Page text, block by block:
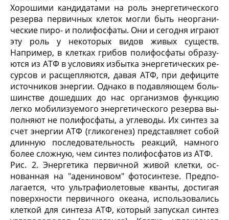
Хорошими кандидатами на роль энергетическо­го
резерва первичных клеток могли быть неоргани­
ческие пиро- и полифосфаты. Они и сегодня игра­ют
эту роль у некоторых видов живых существ.
Например, в клетках грибов полифосфаты образу­
ются из АТФ в условиях избытка энергетических ре­
сурсов и расщепляются, давая АТФ, при дефиците
источников энергии. Однако в подавляющем боль­
шинстве дошедших до нас организмов функцию
легко мобилизуемого энергетического резерва вы­
полняют не полифосфаты, а углеводы. Их синтез за
счет энергии АТФ (гликогенез) представляет собой
длинную последовательность реакций, намного
бо­лее сложную, чем синтез полифосфатов из АТФ.
Рис. 2. Энергетика первичной живой клетки, ос­
нованная на "адениновом" фотосинтезе. Предпо­
лагается, что ультрафиолетовые кванты, достигая
поверхности первичного океана, использовались
клеткой для синтеза АТФ, который запускал син­тез